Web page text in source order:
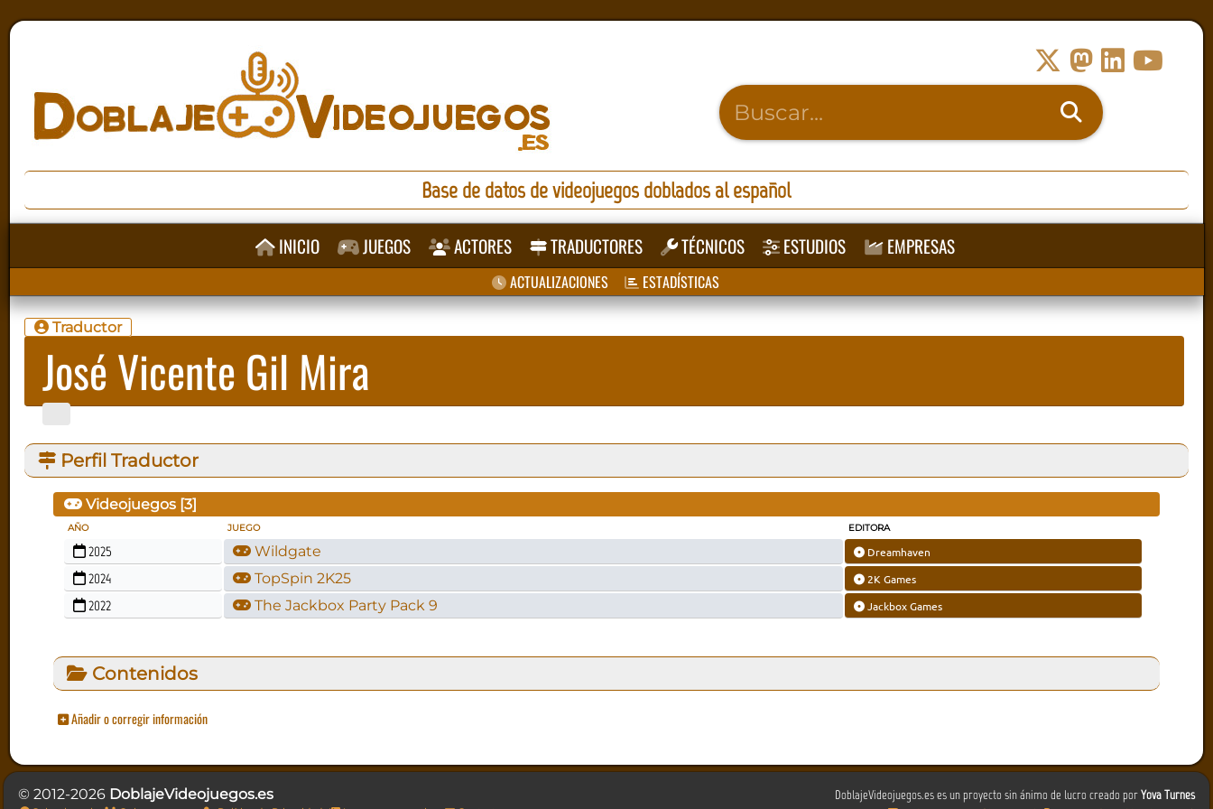
Base de datos de videojuegos doblados al español
INICIO JUEGOS ACTORES TRADUCTORES TÉCNICOS ESTUDIOS EMPRESAS
ACTUALIZACIONES ESTADÍSTICAS
Traductor
José Vicente Gil Mira
Perfil Traductor
Videojuegos [3]
AÑO JUEGO EDITORA
2025 Wildgate Dreamhaven
2024 TopSpin 2K25 2K Games
2022 The Jackbox Party Pack 9 Jackbox Games
Contenidos
Añadir o corregir información
DoblajeVideojuegos.es es un proyecto sin ánimo de lucro creado porYova Turnes
© 2012-2026 DoblajeVideojuegos.es